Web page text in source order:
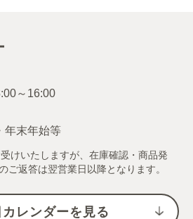
年末年始等
いたしますが、在庫確認・商品発
ご返答は翌営業日以降となります。
レンダーを見る